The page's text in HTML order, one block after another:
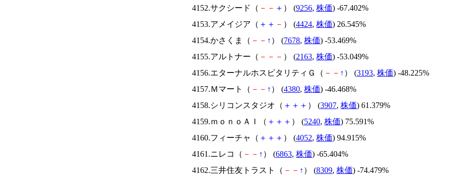
4152.サクシード（ － － ＋ ） (9256, 株価) -67.402%
4153.アメイジア（ ＋ ＋ － ） (4424, 株価) 26.545%
4154.かさくま（ － － ↑ ） (7678, 株価) -53.469%
4155.アルトナー（ － － － ） (2163, 株価) -53.049%
4156.エターナルホスピタリティＧ（ － － ↑ ） (3193, 株価) -48.225%
4157.Ｍマート（ － － ↑ ） (4380, 株価) -46.468%
4158.シリコンスタジオ（ ＋ ＋ ＋ ） (3907, 株価) 61.379%
4159.ｍｏｎｏＡＩ（ ＋ ＋ ＋ ） (5240, 株価) 75.591%
4160.フィーチャ（ ＋ ＋ ＋ ） (4052, 株価) 94.915%
4161.ニレコ（ － － ↑ ） (6863, 株価) -65.404%
4162.三井住友トラスト（ － － ↑ ） (8309, 株価) -74.479%